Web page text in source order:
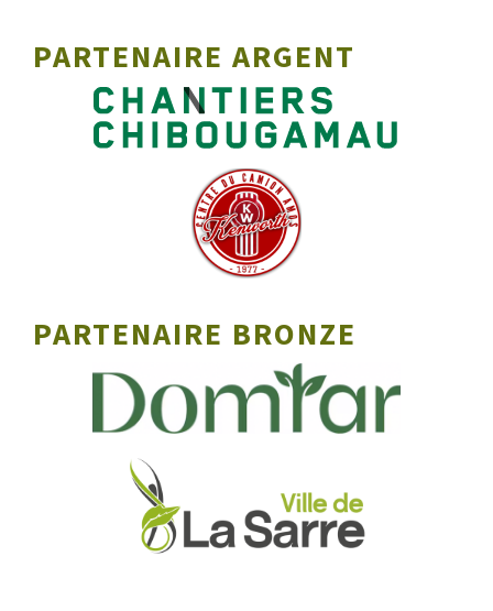
PARTENAIRE ARGENT
PARTENAIRE BRONZE